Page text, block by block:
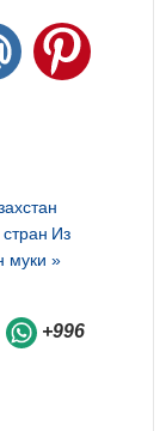
Из
муки »
+996